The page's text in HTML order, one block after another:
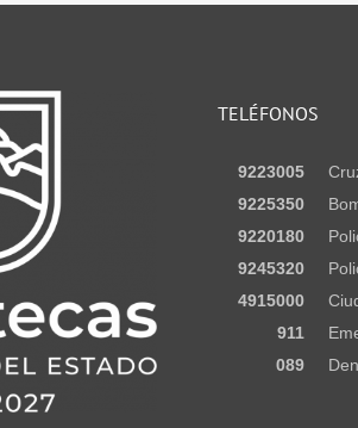
TELÉFONOS
9223005
9225350
9220180
9245320
4915000
911
089